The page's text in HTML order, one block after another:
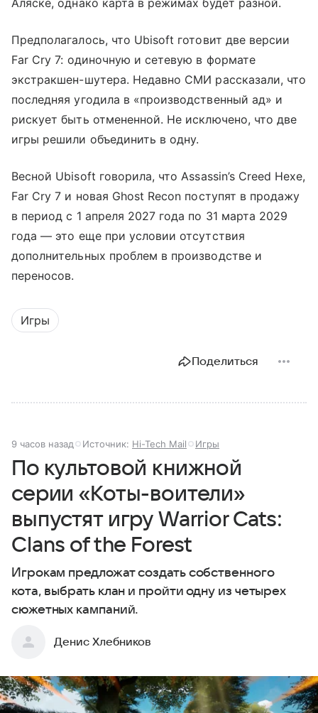
Аляске, однако карта в режимах будет разной.
Предполагалось, что Ubisoft готовит две версии
Far Cry 7: одиночную и сетевую в формате
экстракшен-шутера. Недавно СМИ рассказали, что
последняя угодила в «производственный ад» и
рискует быть отмененной. Не исключено, что две
игры решили объединить в одну.
Весной Ubisoft говорила, что Assassin’s Creed Hexe,
Far Cry 7 и новая Ghost Recon поступят в продажу
в период с 1 апреля 2027 года по 31 марта 2029
года — это еще при условии отсутствия
дополнительных проблем в производстве и
переносов.
Игры
Поделиться
9 часов назад Источник: Hi-Tech Mail Игры
По культовой книжной
серии «Коты-воители»
выпустят игру Warrior Cats:
Clans of the Forest
Игрокам предложат создать собственного
кота, выбрать клан и пройти одну из четырех
сюжетных кампаний.
Денис Хлебников